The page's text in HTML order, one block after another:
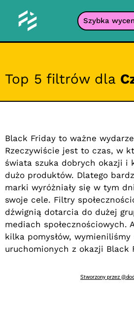
Szybka
Top 5 filtrów dla
Black Friday to ważne
Rzeczywiście jest to czas, w
świata szuka dobrych okazji i
dużo produktów. Dlatego
marki wyróżniały się w tym
swoje cele. Filtry
dźwignią dotarcia do dużej
mediach społecznościowych.
kilka pomysłów,
uruchomionych z okazji Black
Stworzony przez